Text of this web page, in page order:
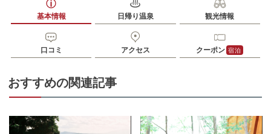
基本情報 日帰り温泉 観光情報
口コミ アクセス クーポン 宿泊
おすすめの関連記事